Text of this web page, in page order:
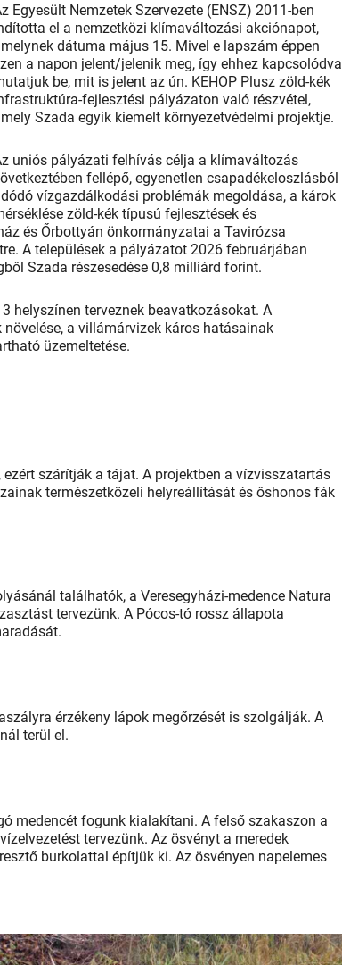
Egyesült Nemzetek Szervezete (ENSZ) 2011-ben
el a nemzetközi klímaváltozási akciónapot,
dátuma május 15. Mivel e lapszám éppen
a napon jelent/jelenik meg, így ehhez kapcsolódva
be, mit is jelent az ún. KEHOP Plusz zöld-kék
fejlesztési pályázaton való részvétel,
Szada egyik kiemelt környezetvédelmi projektje.
uniós pályázati felhívás célja a klímaváltozás
fellépő, egyenetlen csapadékeloszlásból
vízgazdálkodási problémák megoldása, a károk
zöld-kék típusú fejlesztések és
és Őrbottyán önkormányzatai a Tavirózsa
A települések a pályázatot 2026 februárjában
Szada részesedése 0,8 milliárd forint.
helyszínen terveznek beavatkozásokat. A
a villámárvizek káros hatásainak
üzemeltetése.
szárítják a tájat. A projektben a vízvisszatartás
természetközeli helyreállítását és őshonos fák
találhatók, a Veresegyházi-medence Natura
tervezünk. A Pócos-tó rossz állapota
érzékeny lápok megőrzését is szolgálják. A
terül el.
medencét fogunk kialakítani. A felső szakaszon a
tervezünk. Az ösvényt a meredek
burkolattal építjük ki. Az ösvényen napelemes